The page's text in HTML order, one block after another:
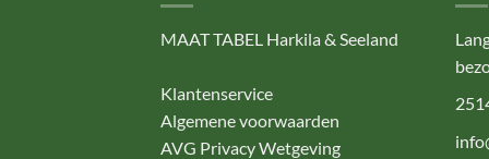
MAAT TABEL Harkila & Seeland
Klantenservice
Algemene voorwaarden
AVG Privacy Wetgeving